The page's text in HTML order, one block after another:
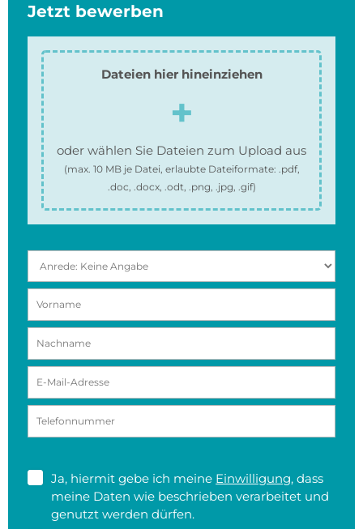
Jetzt bewerben
Dateien hier hineinziehen
oder wählen Sie Dateien zum Upload aus
(max. 10 MBje Datei, erlaubte Dateiformate: .pdf,
.doc, .docx, .odt, .png, .jpg, .gif)
Ja, hiermit gebe ich meine Einwilligung, dass
meine Daten wie beschrieben verarbeitet und
genutzt werden dürfen.